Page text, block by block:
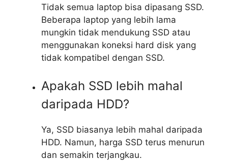
Tidak semua laptop bisa dipasang SSD.
Beberapa laptop yang lebih lama
mungkin tidak mendukung SSD atau
menggunakan koneksi hard disk yang
tidak kompatibel dengan SSD.
Apakah SSD lebih mahal
daripada HDD?
Ya, SSD biasanya lebih mahal daripada
HDD. Namun, harga SSD terus menurun
dan semakin terjangkau.